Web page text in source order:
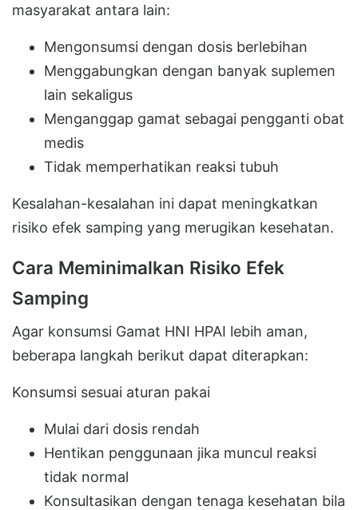
masyarakat antara lain:
Mengonsumsi dengan dosis berlebihan
Menggabungkan dengan banyak suplemen
lain sekaligus
Menganggap gamat sebagai pengganti obat
medis
Tidak memperhatikan reaksi tubuh
Kesalahan-kesalahan ini dapat meningkatkan
risiko efek samping yang merugikan kesehatan.
Cara Meminimalkan Risiko Efek
Samping
Agar konsumsi Gamat HNI HPAI lebih aman,
beberapa langkah berikut dapat diterapkan:
Konsumsi sesuai aturan pakai
Mulai dari dosis rendah
Hentikan penggunaan jika muncul reaksi
tidak normal
Konsultasikan dengan tenaga kesehatan bila